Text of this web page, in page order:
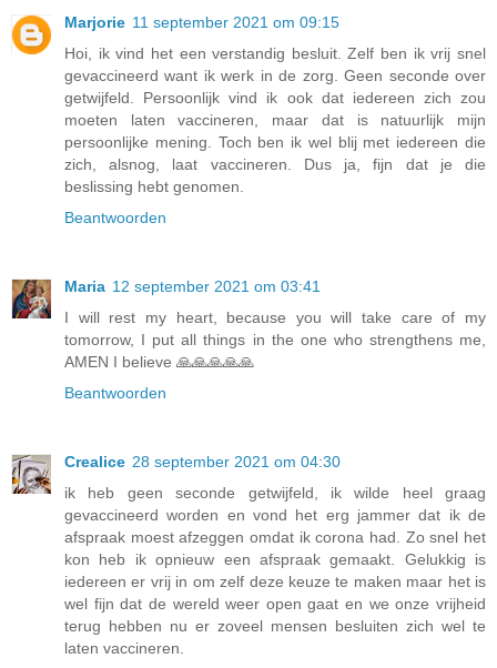
Marjorie 11 september 2021 om 09:15
Hoi, ik vind het een verstandig besluit. Zelf ben ik vrij snel
gevaccineerd want ik werk in de zorg. Geen seconde over
getwijfeld. Persoonlijk vind ik ook dat iedereen zich zou
moeten laten vaccineren, maar dat is natuurlijk mijn
persoonlijke mening. Toch ben ik wel blij met iedereen die
zich, alsnog, laat vaccineren. Dus ja, fijn dat je die
beslissing hebt genomen.
Beantwoorden
Maria 12 september 2021 om 03:41
I will rest my heart, because you will take care of my
tomorrow, I put all things in the one who strengthens me,
AMEN I believe 🙏🙏🙏🙏🙏
Beantwoorden
Crealice 28 september 2021 om 04:30
ik heb geen seconde getwijfeld, ik wilde heel graag
gevaccineerd worden en vond het erg jammer dat ik de
afspraak moest afzeggen omdat ik corona had. Zo snel het
kon heb ik opnieuw een afspraak gemaakt. Gelukkig is
iedereen er vrij in om zelf deze keuze te maken maar het is
wel fijn dat de wereld weer open gaat en we onze vrijheid
terug hebben nu er zoveel mensen besluiten zich wel te
laten vaccineren.